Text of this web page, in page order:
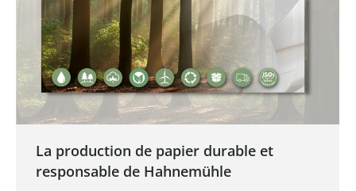
La production de papier durable et
responsable de Hahnemühle